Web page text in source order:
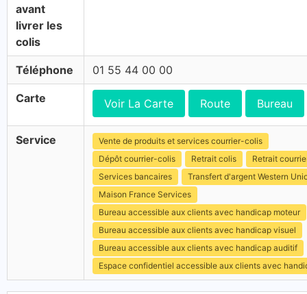
avant
livrer les
colis
Téléphone 01 55 44 00 00
Carte Voir La Carte Route Bureau
Service
Vente de produits et services courrier-colis
Dépôt courrier-colis
Retrait colis
Retrait
Services bancaires
Transfert d'argent Western
Maison France Services
Bureau accessible aux clients avec handicap moteur
Bureau accessible aux clients avec handicap visuel
Bureau accessible aux clients avec handicap auditif
Espace confidentiel accessible aux clients avec